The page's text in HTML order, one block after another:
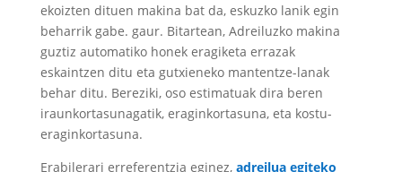
ekoizten dituen makina bat da, eskuzko lanik egin
beharrik gabe. gaur. Bitartean, Adreiluzko makina
guztiz automatiko honek eragiketa errazak
eskaintzen ditu eta gutxieneko mantentze-lanak
behar ditu. Bereziki, oso estimatuak dira beren
iraunkortasunagatik, eraginkortasuna, eta kostu-
eraginkortasuna.
Erabilerari erreferentzia eginez, adreilua egiteko